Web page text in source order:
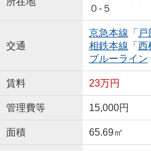
０-５
交通
京急本線 「 戸
相鉄本線 「 西
ブルーライン
賃料 23万円
管理費等 15,000円
面積 65.69㎡